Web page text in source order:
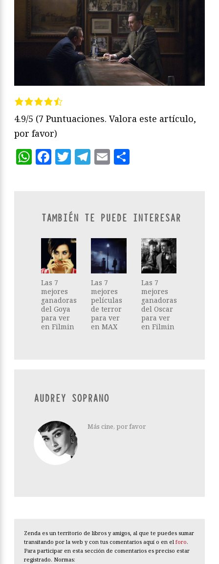
4.9/5 (7 Puntuaciones. Valora este artículo,
por favor)
WhatsApp
Facebook
Twitter
Telegram
Email
TAMBIÉN TE PUEDE INTERESAR
Las 7
mejores
ganadoras
del Goya
para ver
en Filmin
Las 7
mejores
películas
de terror
para ver
en MAX
Las 7
mejores
ganadoras
del Oscar
para ver
en Filmin
AUDREY SOPRANO
Más cine, por favor
Zenda es un territorio de libros y amigos, al que te puedes sumar
transitando por la web y con tus comentarios aquí o en el foro.
Para participar en esta sección de comentarios es preciso estar
registrado. Normas: